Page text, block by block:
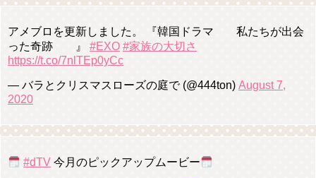
アメブロを更新しました。 『韓国ドラマ 私たちが出会
った奇跡 』 #EXO #家族の大切さ
https://t.co/7nlTEp0yCc
— バラとクリスマスローズの庭で (@444ton) August 7,
2020
#dTV 今月のピックアップムービー